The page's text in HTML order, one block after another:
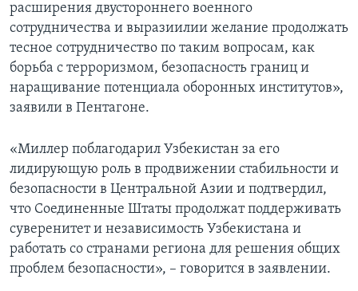
расширения двустороннего военного
сотрудничества и выразиилии желание продолжать
тесное сотрудничество по таким вопросам, как
борьба с терроризмом, безопасность границ и
наращивание потенциала оборонных институтов»,
заявили в Пентагоне.
«Миллер поблагодарил Узбекистан за его
лидирующую роль в продвижении стабильности и
безопасности в Центральной Азии и подтвердил,
что Соединенные Штаты продолжат поддерживать
суверенитет и независимость Узбекистана и
работать со странами региона для решения общих
проблем безопасности», ­– говорится в заявлении.